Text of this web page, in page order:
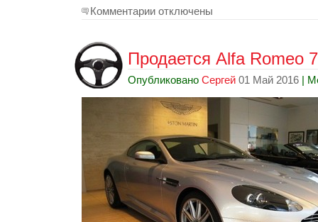
Комментарии отключены
Продается Alfa Romeo
Опубликовано Сергей 01 Май 2016 |